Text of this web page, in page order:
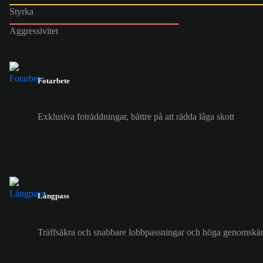
Styrka
Aggressivitet
Fotarbete
Exklusiva foträddningar, bättre på att rädda låga skott
Långpass
Träffsäkra och snabbare lobbpassningar och höga